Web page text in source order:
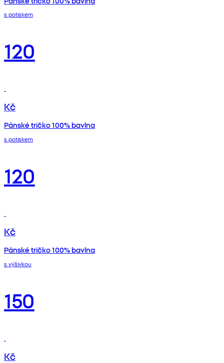
s potiskem
120
Kč
Pánské tričko 100% bavlna
s potiskem
120
Kč
Pánské tričko 100% bavlna
s výšivkou
150
Kč